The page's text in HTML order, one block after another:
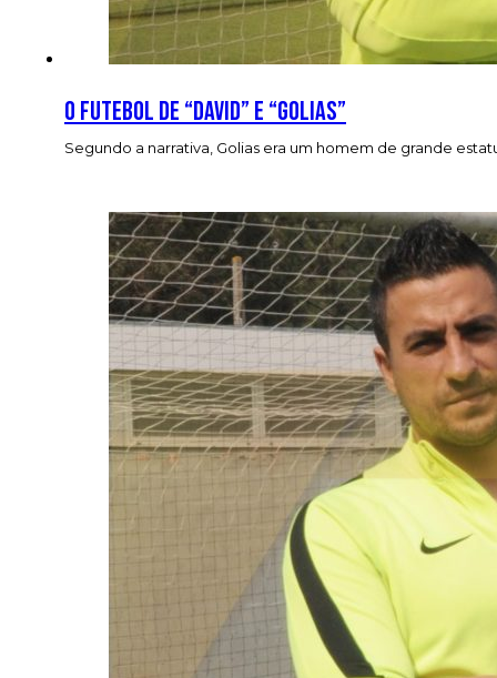
O futebol de “David” e “Golias”
Segundo a narrativa, Golias era um homem de grande